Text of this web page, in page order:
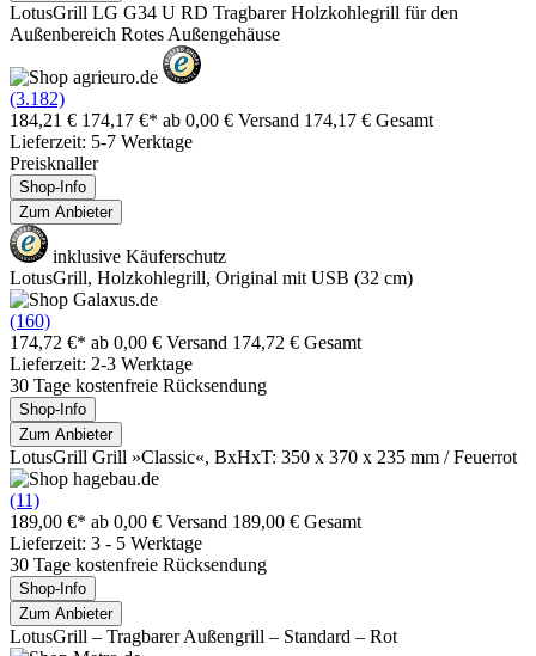
LotusGrill LG G34 U RD Tragbarer Holzkohlegrill für den
Außenbereich Rotes Außengehäuse
(3.182)
184,21 € 174,17 €* ab 0,00 € Versand 174,17 € Gesamt
Lieferzeit: 5-7 Werktage
Preisknaller
Shop-Info
Zum Anbieter
inklusive Käuferschutz
LotusGrill, Holzkohlegrill, Original mit USB (32 cm)
(160)
174,72 €* ab 0,00 € Versand 174,72 € Gesamt
Lieferzeit: 2-3 Werktage
30 Tage kostenfreie Rücksendung
Shop-Info
Zum Anbieter
LotusGrill Grill »Classic«, BxHxT: 350 x 370 x 235 mm / Feuerrot
(11)
189,00 €* ab 0,00 € Versand 189,00 € Gesamt
Lieferzeit: 3 - 5 Werktage
30 Tage kostenfreie Rücksendung
Shop-Info
Zum Anbieter
LotusGrill – Tragbarer Außengrill – Standard – Rot